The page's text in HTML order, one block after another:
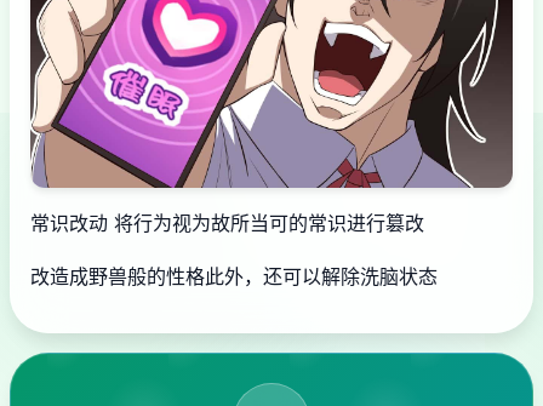
常识改动 将行为视为故所当可的常识进行篡改
改造成野兽般的性格此外，还可以解除洗脑状态